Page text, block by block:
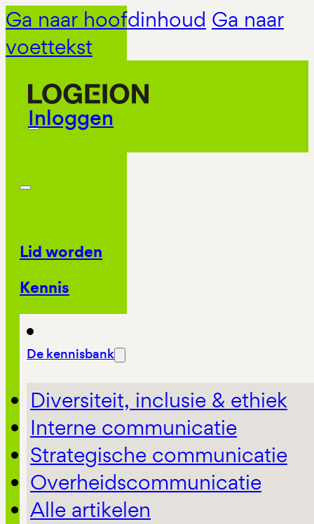
Ga naar hoofdinhoud Ga naar
voettekst
Inloggen
Lid worden
Kennis
De kennisbank
Diversiteit, inclusie & ethiek
Interne communicatie
Strategische communicatie
Overheidscommunicatie
Alle artikelen